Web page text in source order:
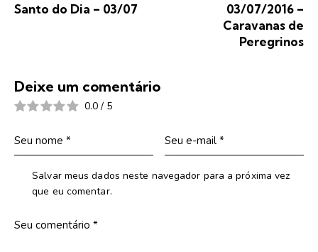
Santo do Dia – 03/07
03/07/2016 –
Caravanas de
Peregrinos
Deixe um comentário
0.0 / 5
Salvar meus dados neste navegador para a próxima vez
que eu comentar.